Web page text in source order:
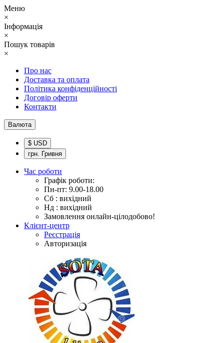
Меню
×
Інформація
×
Пошук товарів
×
Про нас
Доставка та оплата
Політика конфіденційності
Договір оферти
Контакти
Валюта
$ USD
грн. Гривня
Час роботи
Графік роботи:
Пн-пт: 9.00-18.00
Сб : вихідний
Нд : вихідний
Замовлення онлайн-цілодобово!
Клієнт-центр
Реєстрація
Авторизація